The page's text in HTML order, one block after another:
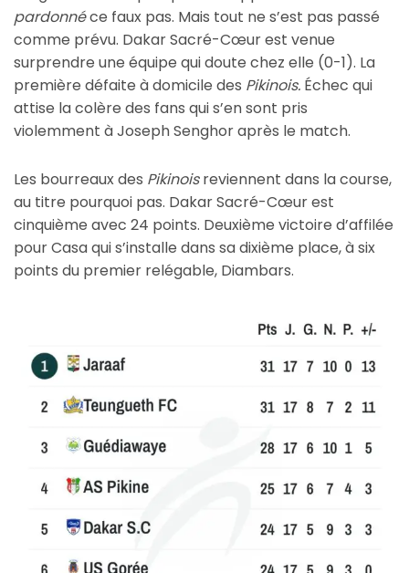
pardonnéce faux pas. Mais tout ne s’est pas passé
comme prévu. Dakar Sacré-Cœur est venue
surprendre une équipe qui doute chez elle (0-1). La
première défaite à domicile des Pikinois. Échec qui
attise la colère des fans qui s’en sont pris
violemment à Joseph Senghor après le match.
Les bourreaux des Pikinoisreviennent dans la course,
au titre pourquoi pas. Dakar Sacré-Cœur est
cinquième avec 24 points. Deuxième victoire d’affilée
pour Casa qui s’installe dans sa dixième place, à six
points du premier relégable, Diambars.